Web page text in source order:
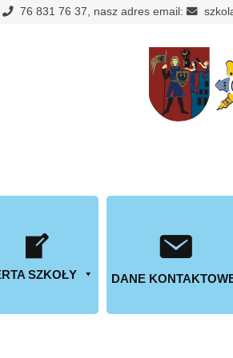
76 831 76 37, nasz adres email:
SZKOŁY DANE